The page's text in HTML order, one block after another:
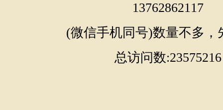
13762862117
(微信手机同号)数量不多，
总访问数:23575216